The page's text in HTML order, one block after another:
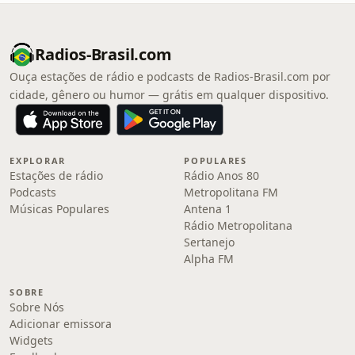
Radios-Brasil.com
Ouça estações de rádio e podcasts de Radios-Brasil.com por
cidade, gênero ou humor — grátis em qualquer dispositivo.
EXPLORAR
Estações de rádio
Podcasts
Músicas Populares
POPULARES
Rádio Anos 80
Metropolitana FM
Antena 1
Rádio Metropolitana
Sertanejo
Alpha FM
SOBRE
Sobre Nós
Adicionar emissora
Widgets